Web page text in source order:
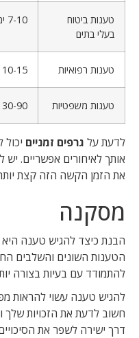
טענות ביטוח
בעלי בתים
7-10 ימים
טענות רפואיות 10-15 ימים
טענות משפטיות 30-90 ימים
לדעת על גרפים זמניים
אותך לאיחורים אפשריים. יש
את הזמן הקשה הזה קצת
מסקנה
הבנת כיצד להגיש טענה
הטענות השונים והשלבים
להתמודד עם בעיות בצורה
להגיש טענה עשוי להראות
חשוב לדעת את הזכויות שלך
דרך ישירה לשפר את